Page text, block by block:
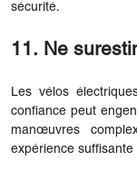
sécurité.
11. Ne
Les vélos
confiance peut
manœuvres
expérience